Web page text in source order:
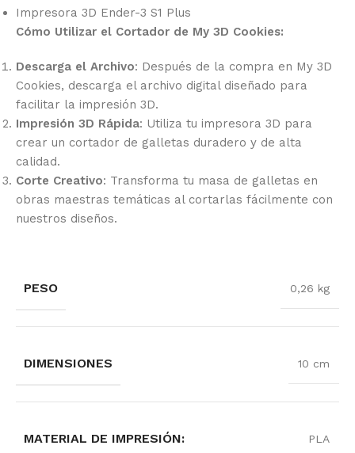
Impresora 3D Ender-3 S1 Plus
Cómo Utilizar el Cortador de My 3D Cookies:
Descarga el Archivo: Después de la compra en My 3D
Cookies, descarga el archivo digital diseñado para
facilitar la impresión 3D.
Impresión 3D Rápida: Utiliza tu impresora 3D para
crear un cortador de galletas duradero y de alta
calidad.
Corte Creativo: Transforma tu masa de galletas en
obras maestras temáticas al cortarlas fácilmente con
nuestros diseños.
PESO 0,26 kg
DIMENSIONES 10 cm
MATERIAL DE IMPRESIÓN: PLA